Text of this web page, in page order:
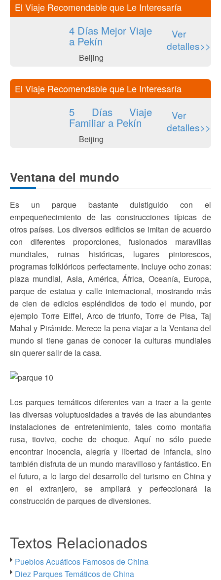
El Viaje Recomendable que Le Interesaría
4 Días Mejor Viaje
a Pekín
Beijing
Ver
detalles>>
El Viaje Recomendable que Le Interesaría
5 Días Viaje
Familiar a Pekín
Beijing
Ver
detalles>>
Ventana del mundo
Es un parque bastante duistiguido con el
empequeñecimiento de las construcciones típicas de
otros países. Los diversos edificios se imitan de acuerdo
con diferentes proporciones, fusionados maravillas
mundiales, ruinas históricas, lugares pintorescos,
programas folklóricos perfectamente. Incluye ocho zonas:
plaza mundial, Asia, América, África, Oceanía, Europa,
parque de estatua y calle internacional, mostrando más
de cien de edicios espléndidos de todo el mundo, por
ejemplo Torre Eiffel, Arco de triunfo, Torre de Pisa, Taj
Mahal y Pirámide. Merece la pena viajar a la Ventana del
mundo si tiene ganas de conocer la culturas mundiales
sin querer salir de la casa.
Los parques temáticos diferentes van a traer a la gente
las diversas voluptuosidades a través de las abundantes
instalaciones de entretenimiento, tales como montaña
rusa, tiovivo, coche de choque. Aquí no sólo puede
encontrar inocencia, alegría y libertad de infancia, sino
también disfruta de un mundo maravilloso y fantástico. En
el futuro, a lo largo del desarrollo del turismo en China y
en el extranjero, se ampliará y perfeccionará la
construcción de parques de diversiones.
Textos Relacionados
Pueblos Acuáticos Famosos de China
Diez Parques Temáticos de China